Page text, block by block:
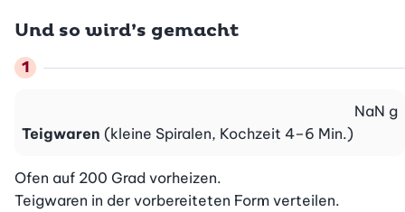
Und so wird’s gemacht
Teigwaren (kleine Spiralen, Kochzeit 4–6 Min.)
NaN g
Ofen auf 200 Grad vorheizen.
Teigwaren in der vorbereiteten Form verteilen.